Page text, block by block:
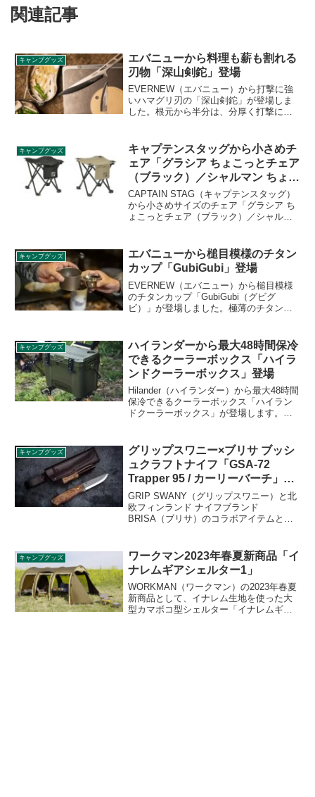
関連記事
キャンプグッズ
エバニューから料理も薪も割れる
刃物「深山剣鉈」登場
EVERNEW（エバニュー）から打撃に強
いハマグリ刃の「深山剣鉈」が登場しま
した。根元から半分は、分厚く打撃に強
上げ、包丁の刃付けをすることで料理も
できる刃物です。詳細をレビューしま
す。
キャンプグッズ
キャプテンスタッグから小さめチ
ェア「グラシア ちょこっとチェア
（ブラック）／シャルマン ちょこ
っとチェア（カーキ）」登場
CAPTAIN STAG（キャプテンスタッグ）
から小さめサイズのチェア「グラシア ち
ょこっとチェア（ブラック）／シャルマ
たいときに活躍する、非常に軽量でコン
パクトなチェアです。詳細をレビューし
ます。
キャンプグッズ
エバニューから槌目模様のチタン
カップ「GubiGubi」登場
EVERNEW（エバニュー）から槌目模様
のチタンカップ「GubiGubi（グビグ
ビ）」が登場しました。極薄のチタンに
しています。詳細をレビューします。
キャンプグッズ
ハイランダーから最大48時間保冷
できるクーラーボックス「ハイラ
ンドクーラーボックス」登場
Hilander（ハイランダー）から最大48時間
保冷できるクーラーボックス「ハイラン
ドクーラーボックス」が登場します。お
り順次発送予定となっています。詳細を
レビューします。
キャンプグッズ
グリップスワニー×ブリサ ブッシ
ュクラフトナイフ「GSA-72
Trapper 95 / カーリーバーチ」登
場
GRIP SWANY（グリップスワニー）と北
欧フィンランド ナイフブランド
BRISA（ブリサ）のコラボアイテムとし
12月11日から発売されます。詳細をレビ
ューします。
キャンプグッズ
ワークマン2023年春夏新商品「イ
ナレムギアシェルター1」
WORKMAN（ワークマン）の2023年春夏
新商品として、イナレム生地を使った大
型カマボコ型シェルター「イナレムギア